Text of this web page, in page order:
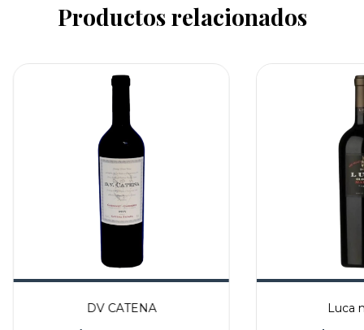
Productos relacionados
DV CATENA Luca